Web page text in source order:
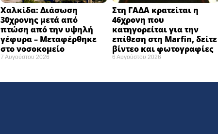
Χαλκίδα: Διάσωση
30χρονης μετά από
πτώση από την υψηλή
γέφυρα – Μεταφέρθηκε
στο νοσοκομείο ​
7 Αυγούστου 2026
Στη ΓΑΔΑ κρατείται η
46χρονη που
κατηγορείται για την
επίθεση στη Marfin, δείτε
βίντεο και φωτογραφίες
6 Αυγούστου 2026